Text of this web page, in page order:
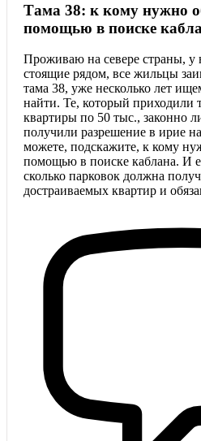
Тама 38: к кому нужно
помощью в поиске
Проживаю на севере страны, у
стоящие рядом, все жильцы
тама 38, уже несколько лет
найти. Те, который приходили
квартиры по 50 тыс., законно
получили разрешение в ирие
можете, подскажите, к кому
помощью в поиске каблана. И
сколько парковок должна
достраиваемых квартир и